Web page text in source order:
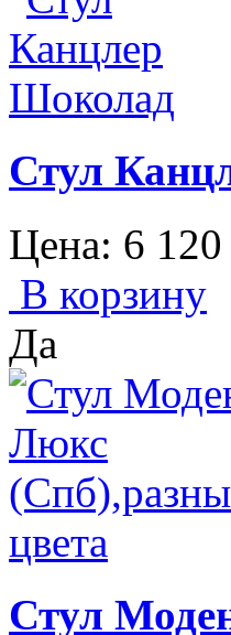
Стул
Цена: 6 120
В корзину
Да
Стул